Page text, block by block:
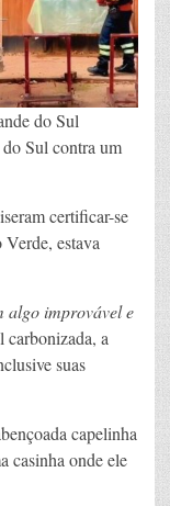
do Sul
Sul contra um
certificar-se
estava
algo improvável e
carbonizada, a
suas
capelinha
casinha onde ele